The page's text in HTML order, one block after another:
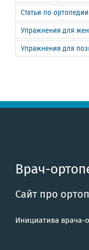
Статьи по ортопедии
Упражнения для
Упражнения для
Врач-
Сайт про
Инициатива врача-